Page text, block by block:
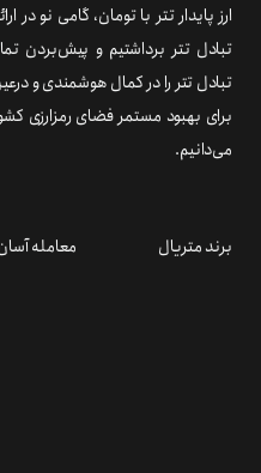
ارز پایدار تتر با تومان، گامی نو در
تبادل تتر برداشتیم و پیش‌بردن
تبادل تتر را در کمال هوشمندی و
برای بهبود مستمر فضای رمزارزی
می‌دانیم.
برند متریال معامله